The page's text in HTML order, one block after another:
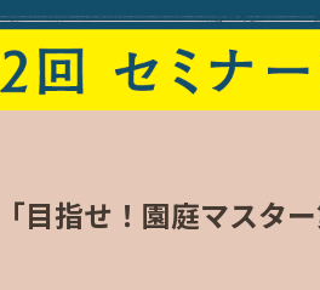
目指せ！園庭マスタ